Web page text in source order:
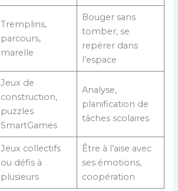
Tremplins,
parcours,
marelle
Bouger sans
tomber, se
repérer dans
l’espace
Jeux de
construction,
puzzles
SmartGames
Analyse,
planification de
tâches scolaires
Jeux collectifs
ou défis à
plusieurs
Être à l’aise avec
ses émotions,
coopération